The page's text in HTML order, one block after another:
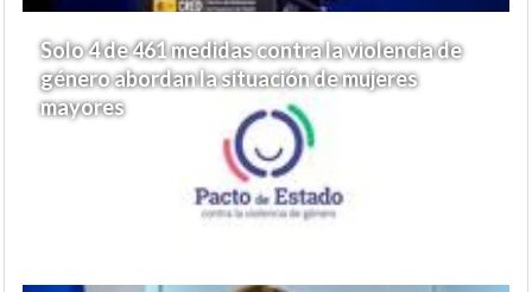
Solo 4 de 461 medidas contra la violencia de
género abordan la situación de mujeres
mayores